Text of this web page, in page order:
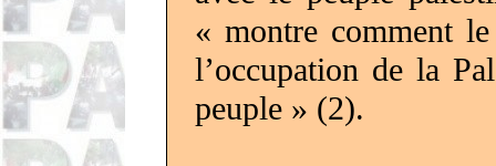
« montre comment
l’occupation de la
peuple » (2).